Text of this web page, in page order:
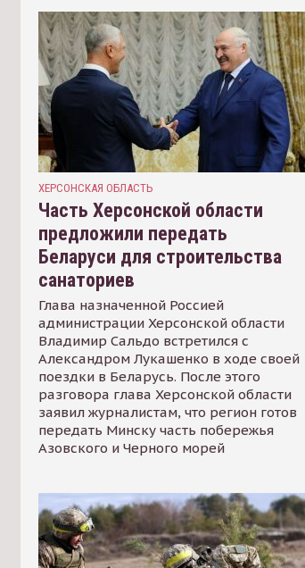
ХЕРСОНСКАЯ ОБЛАСТЬ
Часть Херсонской области
предложили передать
Беларуси для строительства
санаториев
Глава назначенной Россией
администрации Херсонской области
Владимир Сальдо встретился с
Александром Лукашенко в ходе своей
поездки в Беларусь. После этого
разговора глава Херсонской области
заявил журналистам, что регион готов
передать Минску часть побережья
Азовского и Черного морей